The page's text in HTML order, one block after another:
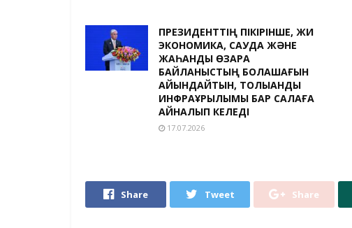
ПРЕЗИДЕНТТІҢ ПІКІРІНШЕ, ЖИ
ЭКОНОМИКА, САУДА ЖӘНЕ
ЖАҺАНДЫҚ ӨЗАРА
БАЙЛАНЫСТЫҢ БОЛАШАҒЫН
АЙҚЫНДАЙТЫН, ТОЛЫҚҚАНДЫ
ИНФРАҚҰРЫЛЫМЫ БАР САЛАҒА
АЙНАЛЫП КЕЛЕДІ
17.07.2026
Share Tweet Share